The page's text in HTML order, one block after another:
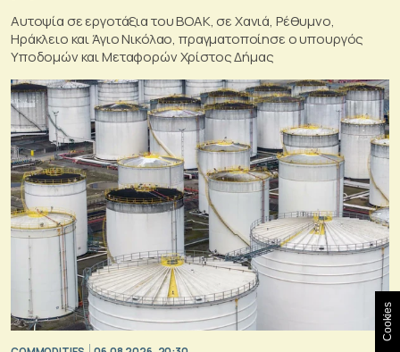
Αυτοψία σε εργοτάξια του ΒΟΑΚ, σε Χανιά, Ρέθυμνο,
Ηράκλειο και Άγιο Νικόλαο, πραγματοποίησε ο υπουργός
Υποδομών και Μεταφορών Χρίστος Δήμας
Cookies